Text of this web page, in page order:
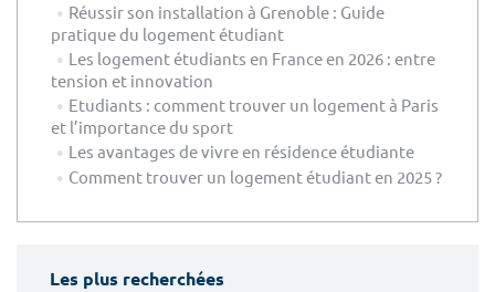
Réussir son installation à Grenoble : Guide
pratique du logement étudiant
Les logement étudiants en France en 2026 : entre
tension et innovation
Etudiants : comment trouver un logement à Paris
et l’importance du sport
Les avantages de vivre en résidence étudiante
Comment trouver un logement étudiant en 2025 ?
Les plus recherchées